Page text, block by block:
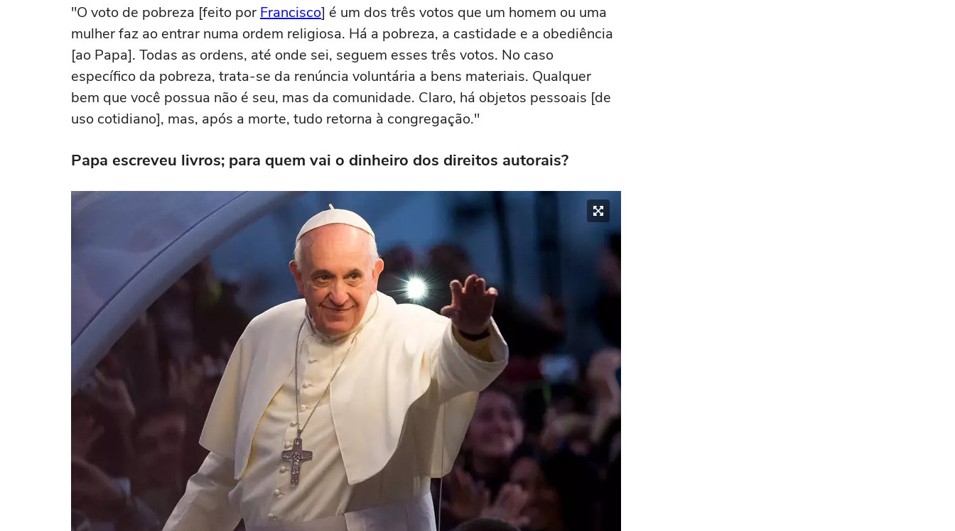
"O voto de pobreza [feito por Francisco] é um dos três votos que um homem ou uma
mulher faz ao entrar numa ordem religiosa. Há a pobreza, a castidade e a obediência
[ao Papa]. Todas as ordens, até onde sei, seguem esses três votos. No caso
específico da pobreza, trata-se da renúncia voluntária a bens materiais. Qualquer
bem que você possua não é seu, mas da comunidade. Claro, há objetos pessoais [de
uso cotidiano], mas, após a morte, tudo retorna à congregação."
Papa escreveu livros; para quem vai o dinheiro dos direitos autorais?